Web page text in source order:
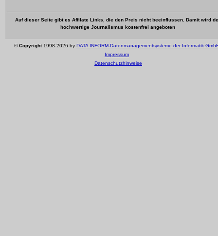
Auf dieser Seite gibt es Affilate Links, die den Preis nicht beeinflussen. Damit wird
hochwertige Journalismus kostenfrei angeboten
©Copyright1998-2026 by DATA INFORM-Datenmanagementsysteme der Informatik
Impressum
Datenschutzhinweise